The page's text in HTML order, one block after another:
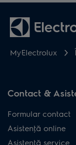
MyElectrolux
Contact &
Formular contact
Asistenţă online
Asistenţă service